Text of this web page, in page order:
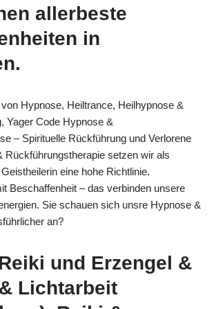
allerbeste
in
Hypnose, Heiltrance, Heilhypnose &
Yager Code Hypnose &
– Spirituelle Rückführung und Verlorene
Rückführungstherapie setzen wir als
eine hohe Richtlinie.
Beschaffenheit – das verbinden unsere
Sie schauen sich unsre Hypnose &
an?
und Erzengel &
Lichtarbeit